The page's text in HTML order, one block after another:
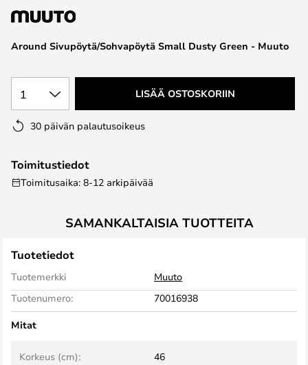
the
gallery
Around Sivupöytä/Sohvapöytä Small Dusty Green - Muuto
1 LISÄÄ OSTOSKORIIN
30 päivän palautusoikeus
Toimitustiedot
Toimitusaika: 8-12 arkipäivää
SAMANKALTAISIA TUOTTEITA
Tuotetiedot
Tuotemerkki
Muuto
Tuotenumero:
70016938
Mitat
Korkeus (cm):
46